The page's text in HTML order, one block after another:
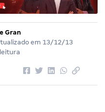
Gran
em 13/12/13